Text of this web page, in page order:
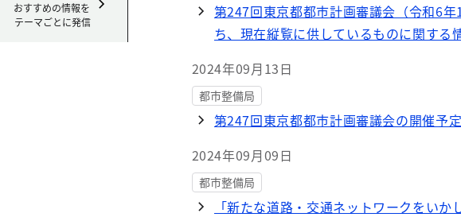
おすすめの情報を
テーマごとに発信
第247回東京都都市計画審議会（令和6
ち、現在縦覧に供しているものに関す
2024年09月13日
都市整備局
第247回東京都都市計画審議会の開催予
2024年09月09日
都市整備局
「新たな道路・交通ネットワークをい